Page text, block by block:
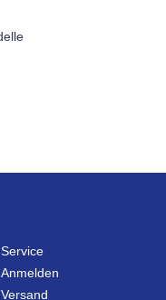
Service
Anmelden
Versand